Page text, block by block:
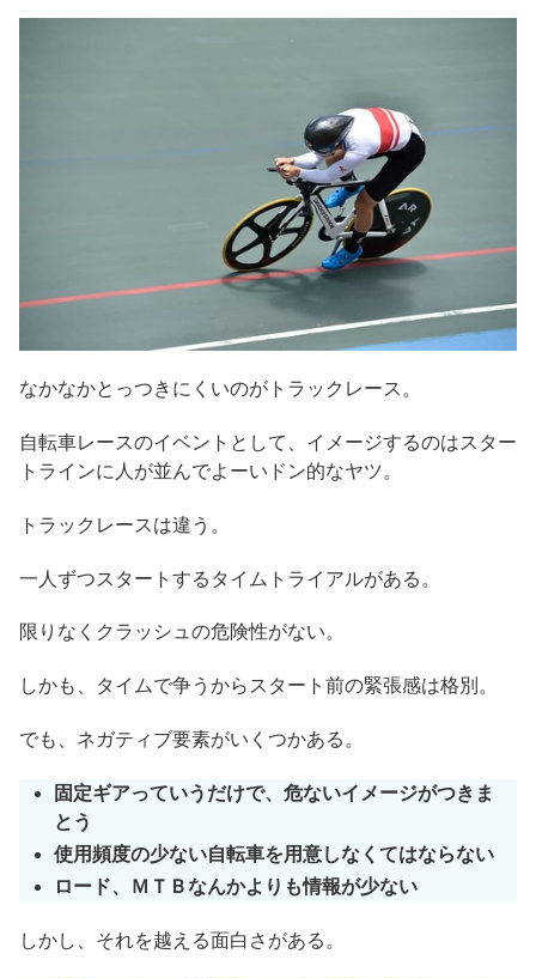
なかなかとっつきにくいのがトラックレース。
自転車レースのイベントとして、イメージするのはスター
トラインに人が並んでよーいドン的なヤツ。
トラックレースは違う。
一人ずつスタートするタイムトライアルがある。
限りなくクラッシュの危険性がない。
しかも、タイムで争うからスタート前の緊張感は格別。
でも、ネガティブ要素がいくつかある。
固定ギアっていうだけで、危ないイメージがつきま
とう
使用頻度の少ない自転車を用意しなくてはならない
ロード、ＭＴＢなんかよりも情報が少ない
しかし、それを越える面白さがある。